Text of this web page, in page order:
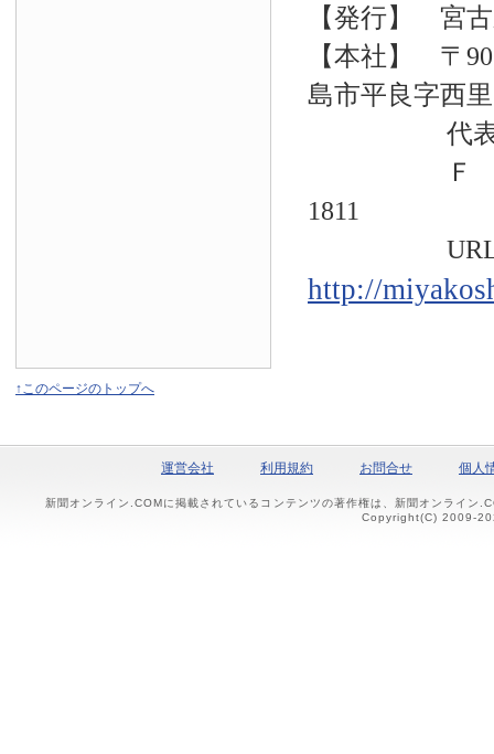
【発行】 宮
【本社】 〒
島市平良字西
代表電話
Ｆ Ａ
1811
URL
http://
↑このページのトップへ
運営会社 利用規約 お問合せ 個人
新聞オンライン.COMに掲載されているコンテンツの著作権は、新聞オンライン
Copyright(C) 2009-